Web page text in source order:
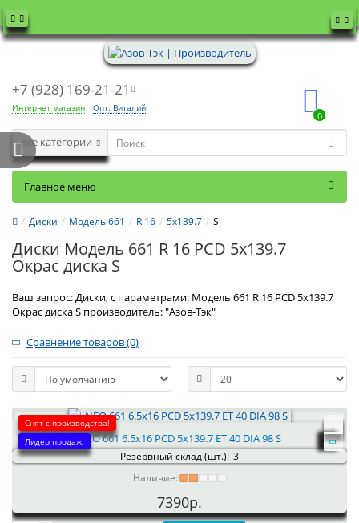
+7 (928) 169-21-21
Интернет магазин Опт: Виталий
0
Все категории
Главное меню
Диски Модель 661 R 16 5x139.7 S
Диски Модель 661 R 16 PCD 5x139.7
Окрас диска S
Ваш запрос: Диски, с параметрами: Модель 661 R 16 PCD 5x139.7
Окрас диска S производитель: "Азов-Тэк"
Сравнение товаров (0)
Снят с производства!
Лидер продаж!NEO 661 6.5x16 PCD 5x139.7 ET 40 DIA 98 S
Резервный склад (шт.): 3
Наличие:
7390р.